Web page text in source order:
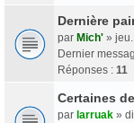
Dernière
par Mich' »
Dernier
Réponses : 11
Certaines
par larruak »